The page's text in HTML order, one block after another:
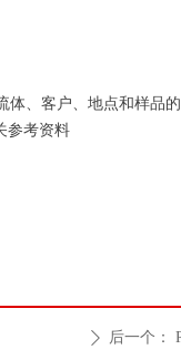
ꄲ 后一个：
、客户、地点和样品
参考资料